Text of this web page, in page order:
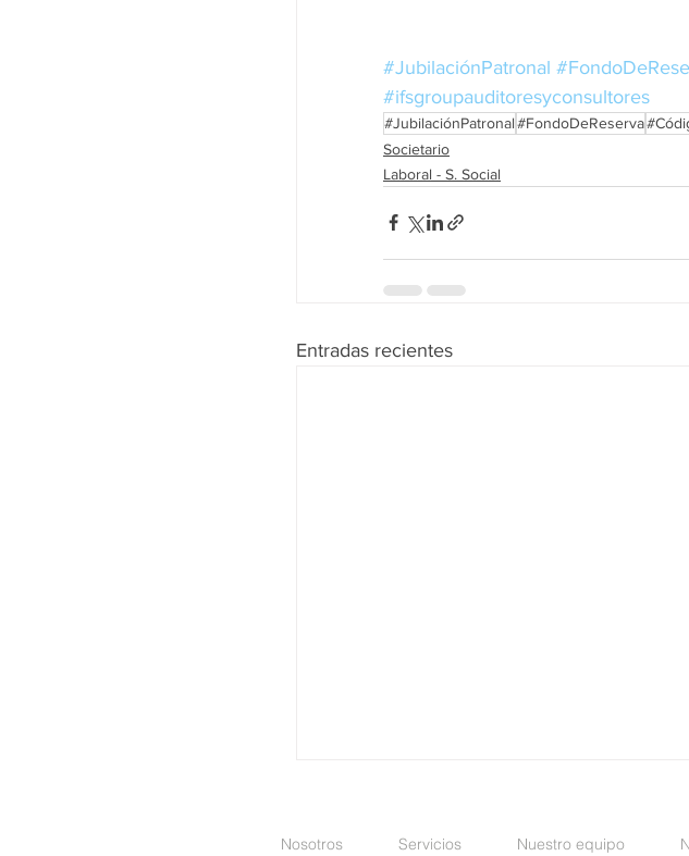
#JubilaciónPatronal
#ifsgroupauditoresyconsultores
#JubilaciónPatronal#FondoDeReserva
Societario
Laboral - S. Social
Entradas recientes
Nosotros Servicios Nuestro equipo